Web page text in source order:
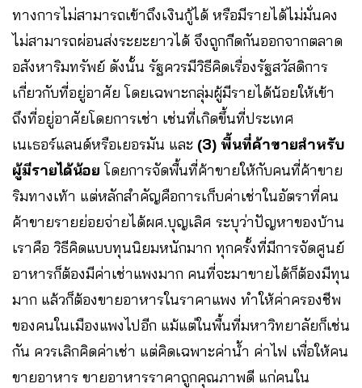
ทางการไม่สามารถเข้าถึงเงินกู้ได้ หรือมีรายได้ไม่มั่นคง
ไม่สามารถผ่อนส่งระยะยาวได้ จึงถูกกีดกันออกจากตลาด
อสังหาริมทรัพย์ ดังนั้น รัฐควรมีวิธีคิดเรื่องรัฐสวัสดิการ
เกี่ยวกับที่อยู่อาศัย โดยเฉพาะกลุ่มผู้มีรายได้น้อยให้เข้า
ถึงที่อยู่อาศัยโดยการเช่า เช่นที่เกิดขึ้นที่ประเทศ
เนเธอร์แลนด์หรือเยอรมัน และ (3) พื้นที่ค้าขายสำหรับ
ผู้มีรายได้น้อย โดยการจัดพื้นที่ค้าขายให้กับคนที่ค้าขาย
ริมทางเท้า แต่หลักสำคัญคือการเก็บค่าเช่าในอัตราที่คน
ค้าขายรายย่อยจ่ายได้ผศ.บุญเลิศ ระบุว่าปัญหาของบ้าน
เราคือ วิธีคิดแบบทุนนิยมหนักมาก ทุกครั้งที่มีการจัดศูนย์
อาหารก็ต้องมีค่าเช่าแพงมาก คนที่จะมาขายได้ก็ต้องมีทุน
มาก แล้วก็ต้องขายอาหารในราคาแพง ทำให้ค่าครองชีพ
ของคนในเมืองแพงไปอีก แม้แต่ในพื้นที่มหาวิทยาลัยก็เช่น
กัน ควรเลิกคิดค่าเช่า แต่คิดเฉพาะค่าน้ำ ค่าไฟ เพื่อให้คน
ขายอาหาร ขายอาหารราคาถูกคุณภาพดี แก่คนใน